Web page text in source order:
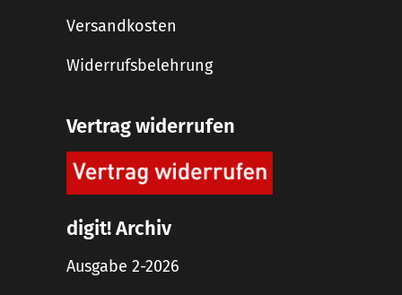
Versandkosten
Widerrufsbelehrung
Vertrag widerrufen
digit! Archiv
Ausgabe 2-2026